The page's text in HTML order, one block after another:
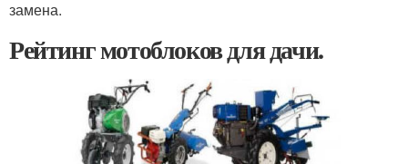
замена.
Рейтинг мотоблоков для дачи.